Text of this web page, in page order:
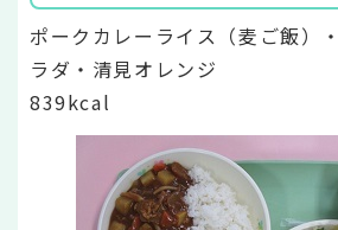
ポークカレーライス（麦ご飯）
ラダ・清見オレンジ
839kcal